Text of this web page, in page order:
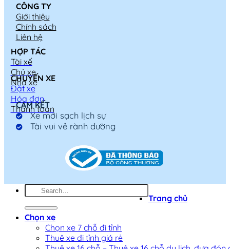
CÔNG TY
Giới thiệu
Chính sách
Liên hệ
HỢP TÁC
Tài xế
Chủ xe
Nhà xe
CHUYẾN XE
Đặt xe
Hóa đơn
Thanh toán
CAM KẾT
Xe mới sạch lịch sự
Tài vui vẻ rành đường
Trang chủ
Chọn xe
Chọn xe 7 chỗ đi tỉnh
Thuê xe đi tỉnh giá rẻ